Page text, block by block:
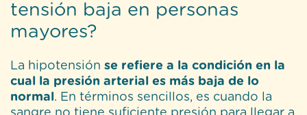
tensión baja en personas
mayores?
La hipotensión se refiere a la condición en la
cual la presión arterial es más baja de lo
normal. En términos sencillos, es cuando la